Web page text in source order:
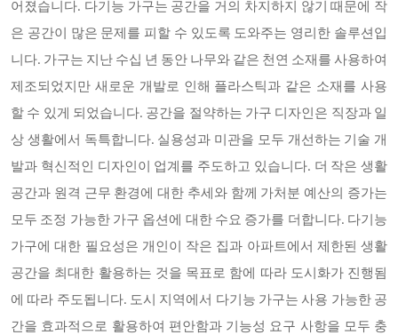
어졌습니다. 다기능 가구는 공간을 거의 차지하지 않기 때문에 작
은 공간이 많은 문제를 피할 수 있도록 도와주는 영리한 솔루션입
니다. 가구는 지난 수십 년 동안 나무와 같은 천연 소재를 사용하여
제조되었지만 새로운 개발로 인해 플라스틱과 같은 소재를 사용
할 수 있게 되었습니다. 공간을 절약하는 가구 디자인은 직장과 일
상 생활에서 독특합니다. 실용성과 미관을 모두 개선하는 기술 개
발과 혁신적인 디자인이 업계를 주도하고 있습니다. 더 작은 생활
공간과 원격 근무 환경에 대한 추세와 함께 가처분 예산의 증가는
모두 조정 가능한 가구 옵션에 대한 수요 증가를 더합니다. 다기능
가구에 대한 필요성은 개인이 작은 집과 아파트에서 제한된 생활
공간을 최대한 활용하는 것을 목표로 함에 따라 도시화가 진행됨
에 따라 주도됩니다. 도시 지역에서 다기능 가구는 사용 가능한 공
간을 효과적으로 활용하여 편안함과 기능성 요구 사항을 모두 충